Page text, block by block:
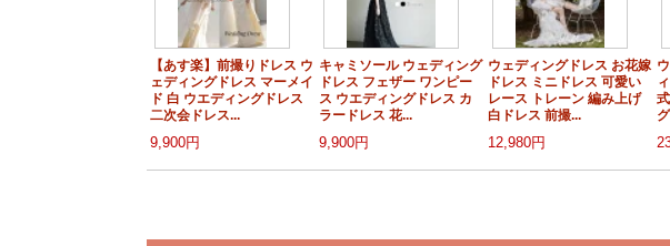
【あす楽】前撮りドレス ウ
ェディングドレス マーメイ
ド 白 ウエディングドレス
二次会ドレス...
9,900円
キャミソール ウェディング
ドレス フェザー ワンピー
ス ウエディングドレス カ
ラードレス 花...
9,900円
ウェディングドレス お花嫁
ドレス ミニドレス 可愛い
レース トレーン 編み上げ
白ドレス 前撮...
12,980円